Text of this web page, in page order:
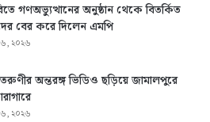
গণঅভ্যুত্থানের অনুষ্ঠান থেকে বিতর্কিত
বের করে দিলেন এমপি
২০২৬
অন্তরঙ্গ ভিডিও ছড়িয়ে জামালপুরে
২০২৬